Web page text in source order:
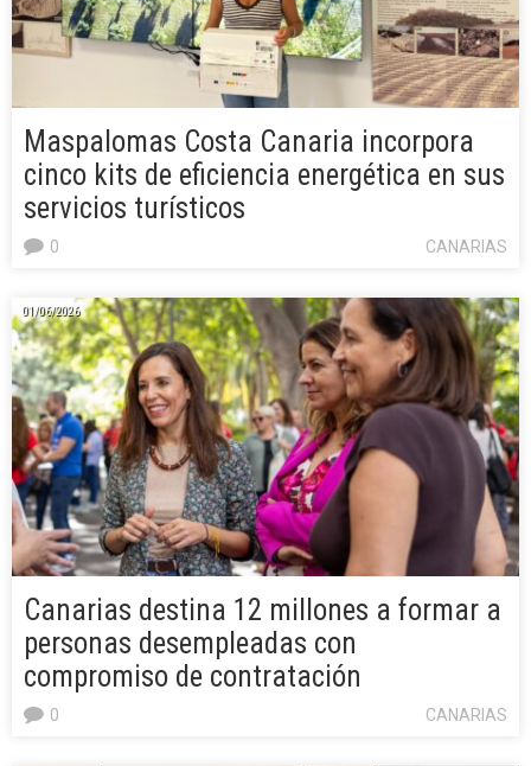
Maspalomas Costa Canaria incorpora
cinco kits de eficiencia energética en sus
servicios turísticos
CANARIAS
0
01/06/2026
Canarias destina 12 millones a formar a
personas desempleadas con
compromiso de contratación
CANARIAS
0